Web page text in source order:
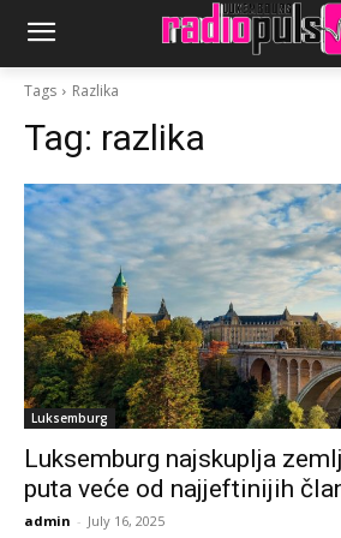
Tags Razlika
Tag: razlika
Luksemburg
Luksemburg najskuplja
puta veće od najjeftinijih
admin - July 16, 2025